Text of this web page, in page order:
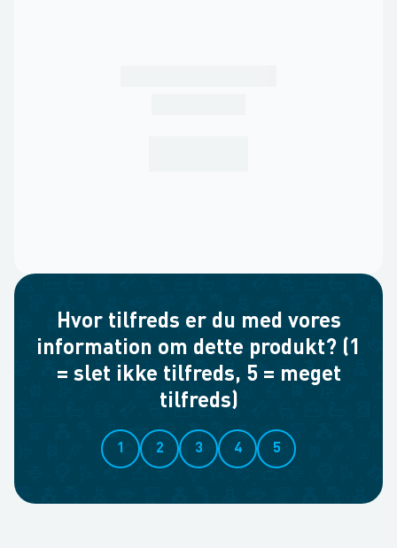
Hvor tilfreds er du med vores
information om dette produkt? (1
= slet ikke tilfreds, 5 = meget
tilfreds)
1 2 3 4 5